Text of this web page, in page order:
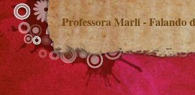
Professora Marli - Falando